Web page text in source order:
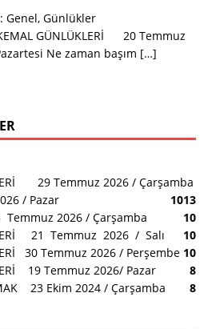
Genel, Günlükler
GÜNLÜKLERİ 20 Temmuz
Ne zaman başım […]
29 Temmuz 2026 / Çarşamba
13
/ Pazar
10
2026 / Çarşamba
10
21 Temmuz 2026 / Salı
10
30 Temmuz 2026 / Perşembe 10
19 Temmuz 2026/ Pazar
8
23 Ekim 2024 / Çarşamba
8